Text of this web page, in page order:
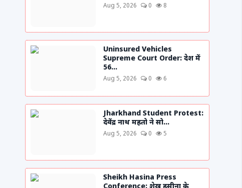
Aug 5, 2026 0 8
Uninsured Vehicles
Supreme Court Order: देश में
56...
Aug 5, 2026 0 6
Jharkhand Student Protest:
देवेंद्र नाथ महतो ने सो...
Aug 5, 2026 0 5
Sheikh Hasina Press